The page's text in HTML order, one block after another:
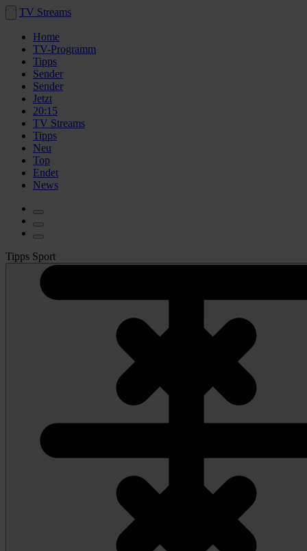
TV Streams
Home
TV-Programm
Tipps
Sender
Sender
Jetzt
20:15
TV Streams
Tipps
Neu
Top
Endet
News
Tipps Sport